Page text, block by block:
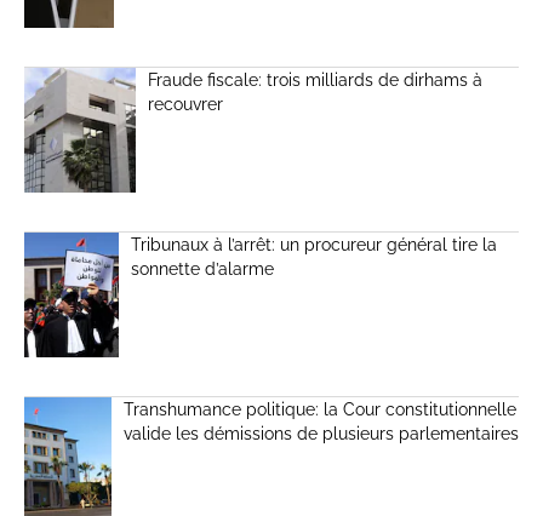
Fraude fiscale: trois milliards de dirhams à
recouvrer
Tribunaux à l’arrêt: un procureur général tire la
sonnette d’alarme
Transhumance politique: la Cour constitutionnelle
valide les démissions de plusieurs parlementaires